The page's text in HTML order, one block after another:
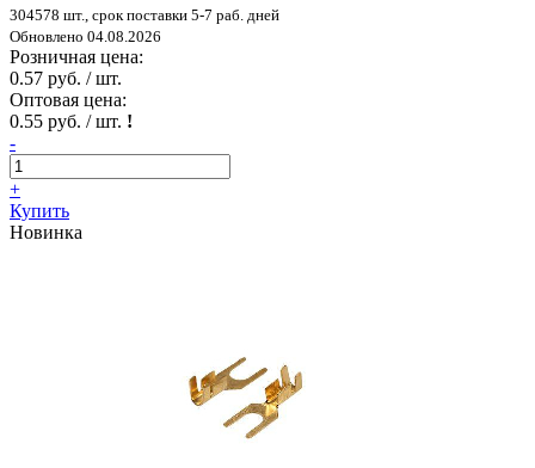
304578 шт., срок поставки 5-7 раб. дней
Обновлено 04.08.2026
Розничная цена:
0.57 руб. / шт.
Оптовая цена:
0.55 руб. / шт. !
-
+
Купить
Новинка